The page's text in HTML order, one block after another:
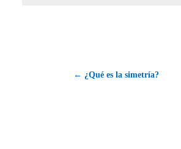
← ¿Qué es la simetría?